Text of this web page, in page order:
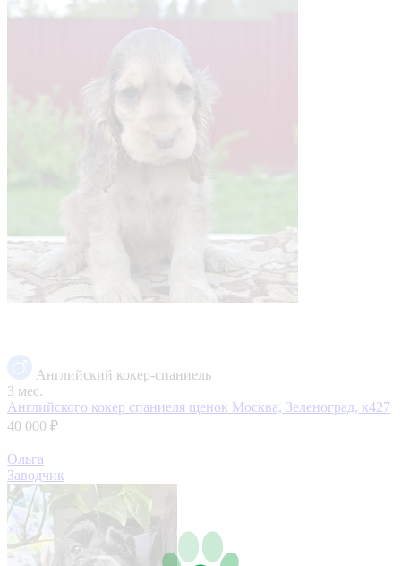
Английский кокер-спаниель
3 мес.
Английского кокер спаниеля щенок Москва, Зеленоград, к427
40 000 ₽
Ольга
Заводчик